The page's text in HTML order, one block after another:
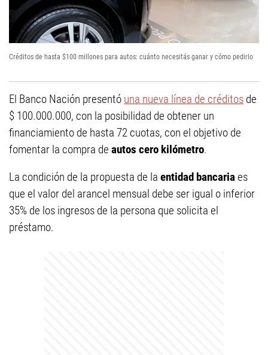
Créditos de hasta $100 millones para autos: cuánto necesitás ganar y cómo pedirlo
El Banco Nación presentó una nueva línea de créditos de
$ 100.000.000, con la posibilidad de obtener un
financiamiento de hasta 72 cuotas, con el objetivo de
fomentar la compra de autos cero kilómetro.
La condición de la propuesta de la entidad bancariaes
que el valor del arancel mensual debe ser igual o inferior
35% de los ingresos de la persona que solicita el
préstamo.